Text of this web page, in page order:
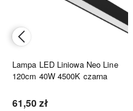
Lampa LED Liniowa Neo Line
120cm 40W 4500K czarna
61,50 zł